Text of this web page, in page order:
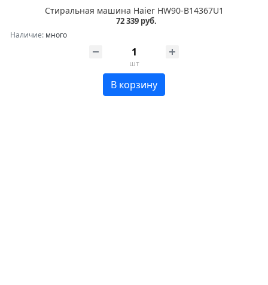
Стиральная машина Haier HW90-B14367U1
72 339 руб.
Наличие: много
шт
В корзину